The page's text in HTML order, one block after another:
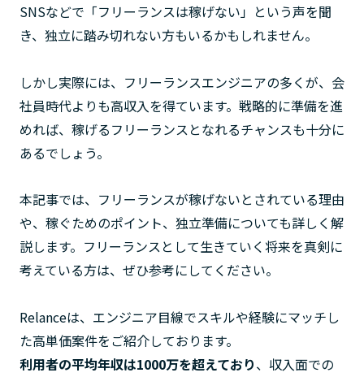
SNSなどで「フリーランスは稼げない」という声を聞
き、独立に踏み切れない方もいるかもしれません。
しかし実際には、フリーランスエンジニアの多くが、会
社員時代よりも高収入を得ています。戦略的に準備を進
めれば、稼げるフリーランスとなれるチャンスも十分に
あるでしょう。
本記事では、フリーランスが稼げないとされている理由
や、稼ぐためのポイント、独立準備についても詳しく解
説します。フリーランスとして生きていく将来を真剣に
考えている方は、ぜひ参考にしてください。
Relanceは、エンジニア目線でスキルや経験にマッチし
た高単価案件をご紹介しております。
利用者の平均年収は1000万を超えており、収入面での